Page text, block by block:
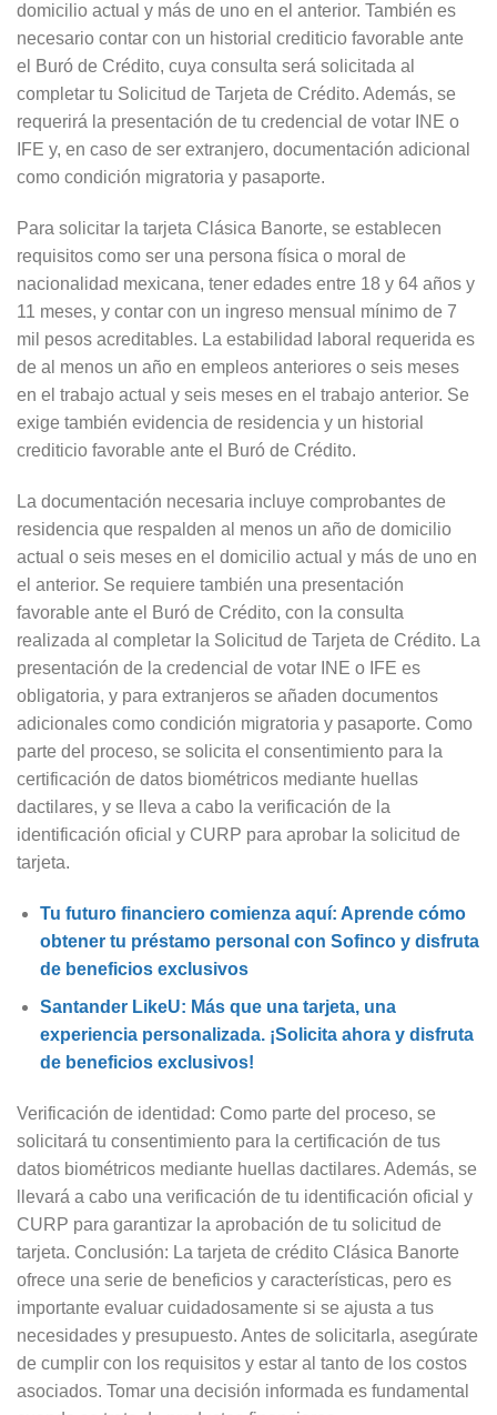
domicilio actual y más de uno en el anterior. También es
necesario contar con un historial crediticio favorable ante
el Buró de Crédito, cuya consulta será solicitada al
completar tu Solicitud de Tarjeta de Crédito. Además, se
requerirá la presentación de tu credencial de votar INE o
IFE y, en caso de ser extranjero, documentación adicional
como condición migratoria y pasaporte.
Para solicitar la tarjeta Clásica Banorte, se establecen
requisitos como ser una persona física o moral de
nacionalidad mexicana, tener edades entre 18 y 64 años y
11 meses, y contar con un ingreso mensual mínimo de 7
mil pesos acreditables. La estabilidad laboral requerida es
de al menos un año en empleos anteriores o seis meses
en el trabajo actual y seis meses en el trabajo anterior. Se
exige también evidencia de residencia y un historial
crediticio favorable ante el Buró de Crédito.
La documentación necesaria incluye comprobantes de
residencia que respalden al menos un año de domicilio
actual o seis meses en el domicilio actual y más de uno en
el anterior. Se requiere también una presentación
favorable ante el Buró de Crédito, con la consulta
realizada al completar la Solicitud de Tarjeta de Crédito. La
presentación de la credencial de votar INE o IFE es
obligatoria, y para extranjeros se añaden documentos
adicionales como condición migratoria y pasaporte. Como
parte del proceso, se solicita el consentimiento para la
certificación de datos biométricos mediante huellas
dactilares, y se lleva a cabo la verificación de la
identificación oficial y CURP para aprobar la solicitud de
tarjeta.
Tu futuro financiero comienza aquí: Aprende cómo
obtener tu préstamo personal con Sofinco y disfruta
de beneficios exclusivos
Santander LikeU: Más que una tarjeta, una
experiencia personalizada. ¡Solicita ahora y disfruta
de beneficios exclusivos!
Verificación de identidad: Como parte del proceso, se
solicitará tu consentimiento para la certificación de tus
datos biométricos mediante huellas dactilares. Además, se
llevará a cabo una verificación de tu identificación oficial y
CURP para garantizar la aprobación de tu solicitud de
tarjeta. Conclusión: La tarjeta de crédito Clásica Banorte
ofrece una serie de beneficios y características, pero es
importante evaluar cuidadosamente si se ajusta a tus
necesidades y presupuesto. Antes de solicitarla, asegúrate
de cumplir con los requisitos y estar al tanto de los costos
asociados. Tomar una decisión informada es fundamental